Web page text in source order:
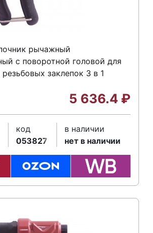
рычажный
с поворотной головой для
заклепок 3 в 1
5 636.4 ₽
код
053827
в наличии
нет в наличии